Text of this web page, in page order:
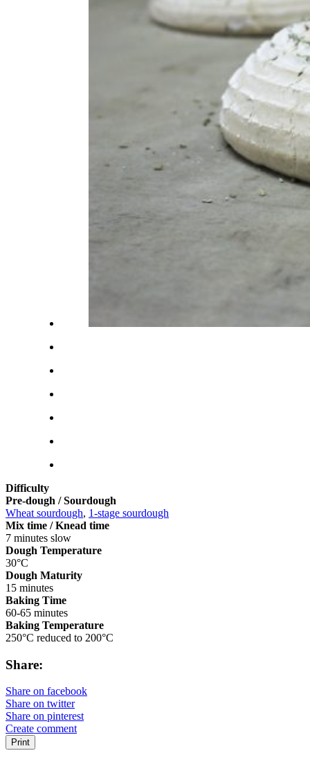
Difficulty
Pre-dough / Sourdough
Wheat sourdough, 1-stage sourdough
Mix time / Knead time
7 minutes slow
Dough Temperature
30°C
Dough Maturity
15 minutes
Baking Time
60-65 minutes
Baking Temperature
250°C reduced to 200°C
Share:
Share on facebook
Share on twitter
Share on pinterest
Create comment
Print